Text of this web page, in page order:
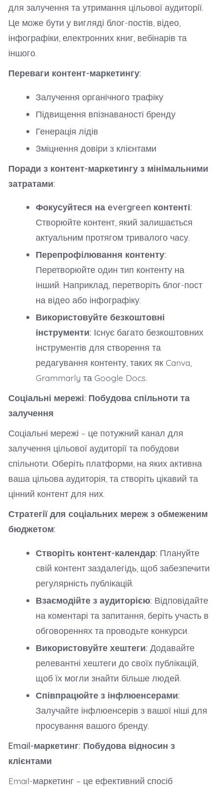
для залучення та утримання цільової аудиторії.
Це може бути у вигляді блог-постів, відео,
інфографіки, електронних книг, вебінарів та
іншого.
Переваги контент-маркетингу:
Залучення органічного трафіку
Підвищення впізнаваності бренду
Генерація лідів
Зміцнення довіри з клієнтами
Поради з контент-маркетингу з мінімальними
затратами:
Фокусуйтеся на evergreen контенті:
Створюйте контент, який залишається
актуальним протягом тривалого часу.
Перепрофілювання контенту:
Перетворюйте один тип контенту на
інший. Наприклад, перетворіть блог-пост
на відео або інфографіку.
Використовуйте безкоштовні
інструменти: Існує багато безкоштовних
інструментів для створення та
редагування контенту, таких як Canva,
Grammarly та Google Docs.
Соціальні мережі: Побудова спільноти та
залучення
Соціальні мережі – це потужний канал для
залучення цільової аудиторії та побудови
спільноти. Оберіть платформи, на яких активна
ваша цільова аудиторія, та створіть цікавий та
цінний контент для них.
Стратегії для соціальних мереж з обмеженим
бюджетом:
Створіть контент-календар: Плануйте
свій контент заздалегідь, щоб забезпечити
регулярність публікацій.
Взаємодійте з аудиторією: Відповідайте
на коментарі та запитання, беріть участь в
обговореннях та проводьте конкурси.
Використовуйте хештеги: Додавайте
релевантні хештеги до своїх публікацій,
щоб їх могли знайти більше людей.
Співпрацюйте з інфлюенсерами:
Залучайте інфлюенсерів з вашої ніші для
просування вашого бренду.
Email-маркетинг: Побудова відносин з
клієнтами
Email-маркетинг – це ефективний спосіб